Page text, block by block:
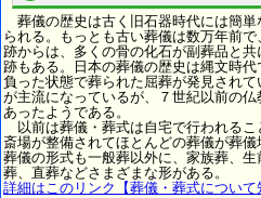
葬儀の歴史は古く旧石器時代には簡単
られる。もっとも古い葬儀は数万年前
跡からは、多くの骨の化石が副葬品と
跡もある。日本の葬儀の歴史は縄文時
負った状態で葬られた屈葬が発見され
が主流になっているが、７世紀以前の
あったようである。
以前は葬儀・葬式は自宅で行われる
斎場が整備されてほとんどの葬儀が葬
葬儀の形式も一般葬以外に、家族葬、
葬、直葬などさまざまな形がある。
詳細はこのリンク【葬儀・葬式について